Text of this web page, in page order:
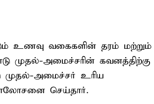
உணவு வகைகளின் தரம் மற்றும்
முதல்-அமைச்சரின் கவனத்திற்கு
முதல்-அமைச்சர் உரிய
செய்தார்.